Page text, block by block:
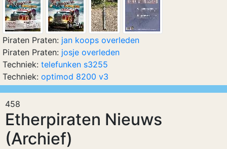
458
Etherpiraten Nieuws
(Archief)
Piraten Praten: jan koops overleden
Piraten Praten: josje overleden
Techniek: telefunken s3255
Techniek: optimod 8200 v3